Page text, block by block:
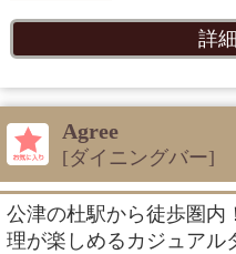
詳
Agree
[ダイニングバー]
公津の杜駅から徒歩圏内
理が楽しめるカジュアル